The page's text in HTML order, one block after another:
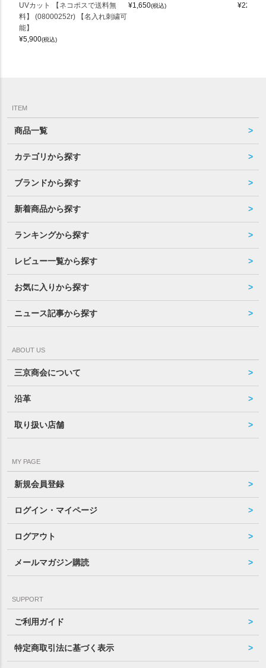
UVカット 【ネコポスで送料無
料】 (08000252r) 【名入れ刺繍可
能】
¥5,900(税込)
¥1,650(税込)
¥22,000
ITEM
商品一覧
カテゴリから探す
ブランドから探す
新着商品から探す
ランキングから探す
レビュー一覧から探す
お気に入りから探す
ニュース記事から探す
ABOUT US
三京商会について
沿革
取り扱い店舗
MY PAGE
新規会員登録
ログイン・マイページ
ログアウト
メールマガジン購読
SUPPORT
ご利用ガイド
特定商取引法に基づく表示